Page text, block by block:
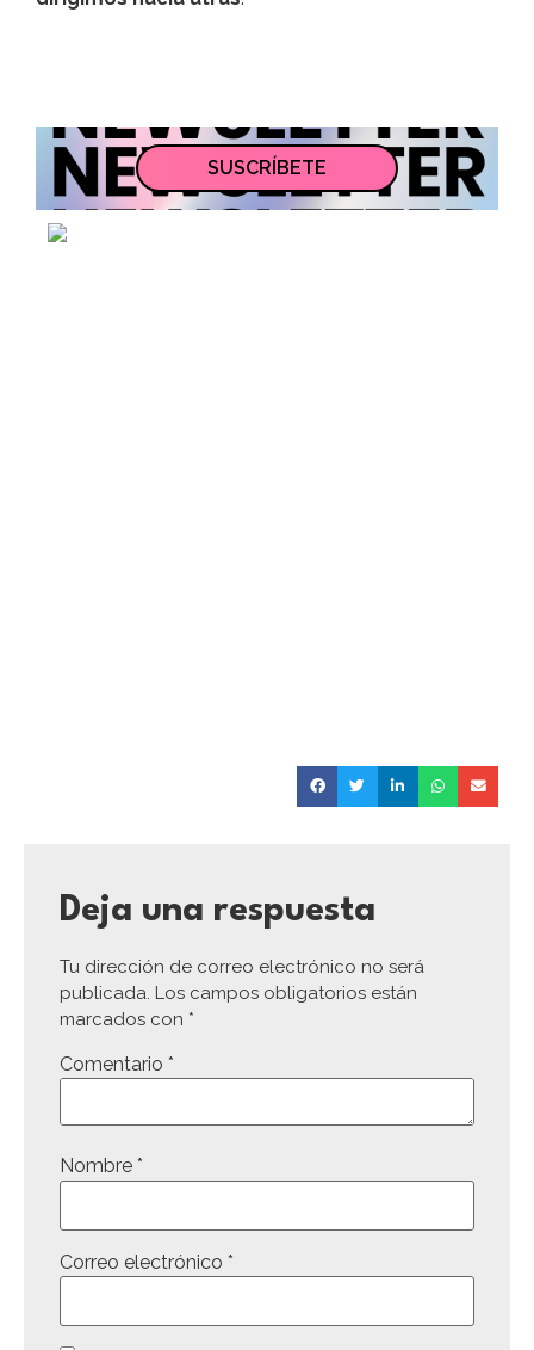
SUSCRÍBETE
Deja una respuesta
Tu dirección de correo electrónico no será
publicada. Los campos obligatorios están
marcados con *
Comentario *
Nombre *
Correo electrónico *